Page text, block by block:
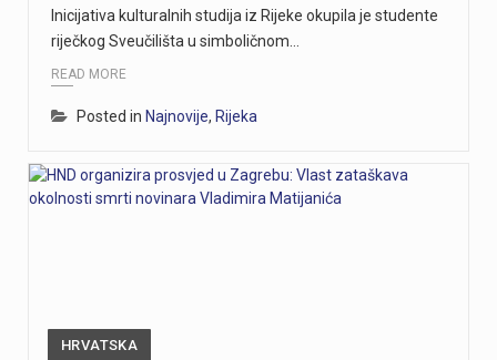
Inicijativa kulturalnih studija iz Rijeke okupila je studente
riječkog Sveučilišta u simboličnom…
READ MORE
Posted in Najnovije, Rijeka
HRVATSKA